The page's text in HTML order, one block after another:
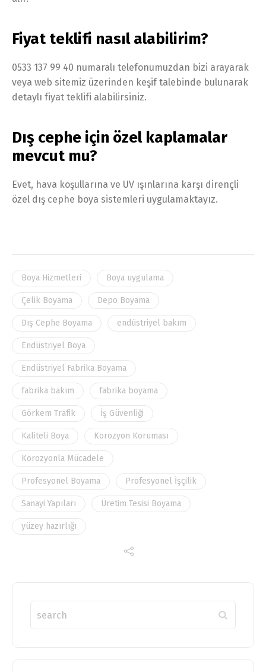
Fiyat teklifi nasıl alabilirim?
0533 137 99 40 numaralı telefonumuzdan bizi arayarak
veya web sitemiz üzerinden keşif talebinde bulunarak
detaylı fiyat teklifi alabilirsiniz.
Dış cephe için özel kaplamalar
mevcut mu?
Evet, hava koşullarına ve UV ışınlarına karşı dirençli
özel dış cephe boya sistemleri uygulamaktayız.
Boya Hizmetleri Boya uygulama
Çelik Boyama Depo Boyama
Dış Cephe Boyama endüstriyel bakım
Endüstriyel Boya
Endüstriyel Fabrika Boyama
fabrika bakım fabrika boyama
Görkem Trafik İş Güvenliği
Kaliteli Boya Korozyon Koruması
Korozyonla Mücadele
Profesyonel Boyama Profesyonel İşçilik
Sanayi Yapıları Üretim Tesisi Boyama
yüzey hazırlığı